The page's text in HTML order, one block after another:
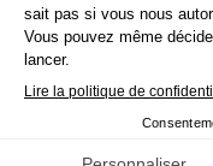
ajustement
La